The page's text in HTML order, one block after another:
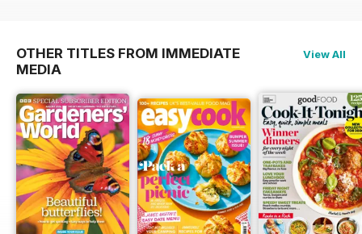
OTHER TITLES FROM IMMEDIATE
MEDIA
View All